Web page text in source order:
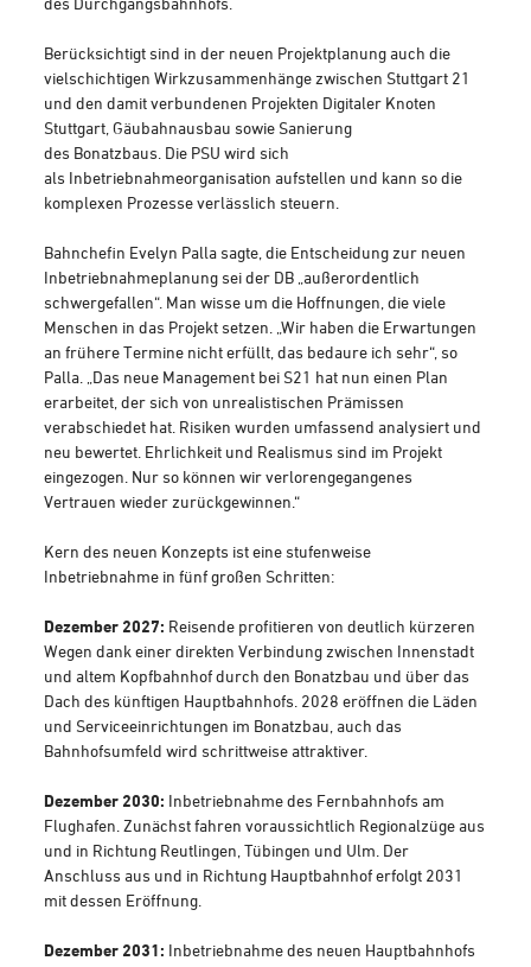
Berücksichtigt sind in der neuen Projektplanung auch die
vielschichtigen Wirkzusammenhänge zwischen Stuttgart 21
und den damit verbundenen Projekten Digitaler Knoten
Stuttgart, Gäubahnausbau sowie Sanierung
des Bonatzbaus. Die PSU wird sich
als Inbetriebnahmeorganisation aufstellen und kann so die
komplexen Prozesse verlässlich steuern.
Bahnchefin Evelyn Palla sagte, die Entscheidung zur neuen
Inbetriebnahmeplanung sei der DB „außerordentlich
schwergefallen“. Man wisse um die Hoffnungen, die viele
Menschen in das Projekt setzen. „Wir haben die Erwartungen
an frühere Termine nicht erfüllt, das bedaure ich sehr“, so
Palla. „Das neue Management bei S21 hat nun einen Plan
erarbeitet, der sich von unrealistischen Prämissen
verabschiedet hat. Risiken wurden umfassend analysiert und
neu bewertet. Ehrlichkeit und Realismus sind im Projekt
eingezogen. Nur so können wir verlorengegangenes
Vertrauen wieder zurückgewinnen.“
Kern des neuen Konzepts ist eine stufenweise
Inbetriebnahme in fünf großen Schritten:
Dezember 2027: Reisende profitieren von deutlich kürzeren
Wegen dank einer direkten Verbindung zwischen Innenstadt
und altem Kopfbahnhof durch den Bonatzbau und über das
Dach des künftigen Hauptbahnhofs. 2028 eröffnen die Läden
und Serviceeinrichtungen im Bonatzbau, auch das
Bahnhofsumfeld wird schrittweise attraktiver.
Dezember 2030: Inbetriebnahme des Fernbahnhofs am
Flughafen. Zunächst fahren voraussichtlich Regionalzüge aus
und in Richtung Reutlingen, Tübingen und Ulm. Der
Anschluss aus und in Richtung Hauptbahnhof erfolgt 2031
mit dessen Eröffnung.
Dezember 2031: Inbetriebnahme des neuen Hauptbahnhofs